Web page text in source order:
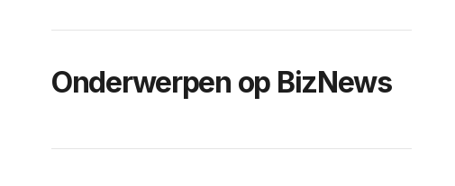
Onderwerpen op BizNews